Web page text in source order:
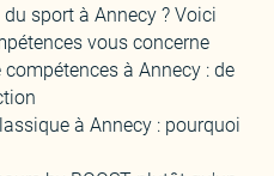
sport à Annecy ? Voici
vous concerne
à Annecy : de
à Annecy : pourquoi